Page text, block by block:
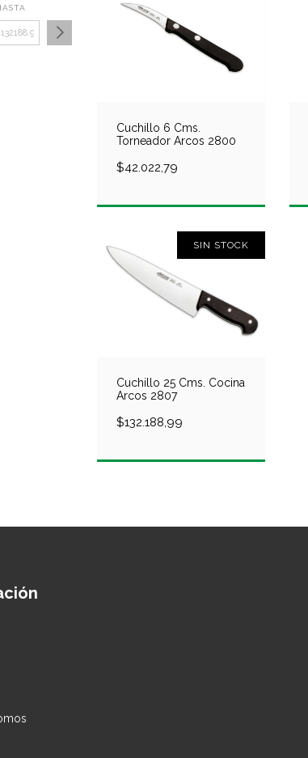
Cuchillo 6 Cms.
Torneador Arcos 2800
$42.022,79
SIN STOCK
Cuchillo 25 Cms. Cocina
Arcos 2807
$132.188,99